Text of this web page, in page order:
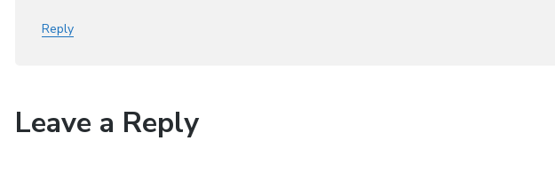
Reply
Leave a Reply